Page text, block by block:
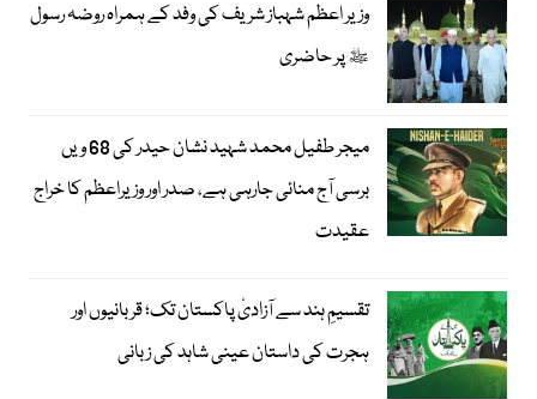
وزیر اعظم شہباز شریف کی وفد کے ہمراہ روضہ رسول
ﷺ پر حاضری
میجر طفیل محمد شہید نشان حیدر کی 68 ویں
برسی آج منائی جارہی ہے، صدر اور وزیراعظم کا خراج
عقیدت
تقسیمِ ہند سے آزادیٔ پاکستان تک؛ قربانیوں اور
ہجرت کی داستان عینی شاہد کی زبانی